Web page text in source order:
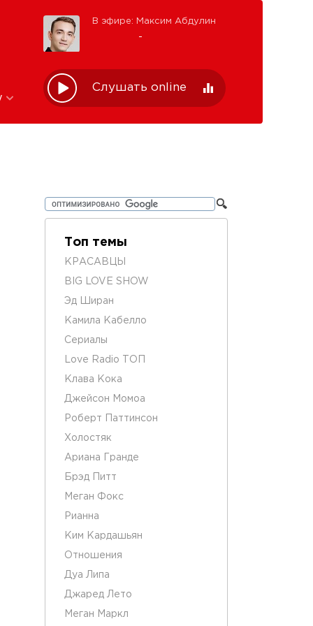
В эфире: Максим Абдулин
Слушать online
Топ темы
КРАСАВЦЫ
BIG LOVE SHOW
Эд Ширан
Камила Кабелло
Сериалы
Love Radio ТОП
Клава Кока
Джейсон Момоа
Роберт Паттинсон
Холостяк
Ариана Гранде
Брэд Питт
Меган Фокс
Рианна
Ким Кардашьян
Отношения
Дуа Липа
Джаред Лето
Меган Маркл